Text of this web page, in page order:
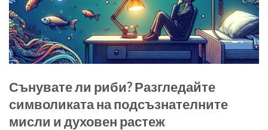
Сънувате ли риби? Разгледайте
символиката на подсъзнателните
мисли и духовен растеж